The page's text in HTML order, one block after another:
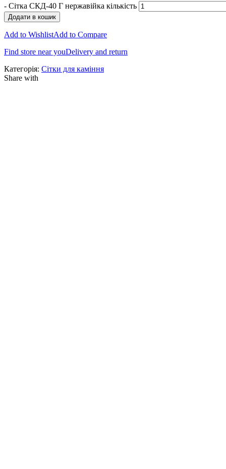
- Сітка СКД-40 Г нержавійка кількість
Додати в кошик
Add to WishlistAdd to Compare
Find store near youDelivery and return
Категорія: Сітки для каміння
Share with